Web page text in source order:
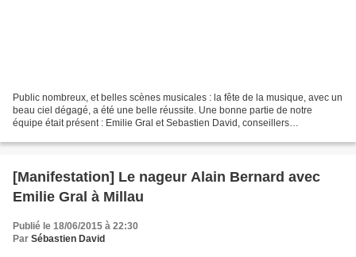
Public nombreux, et belles scènes musicales : la fête de la musique, avec un
beau ciel dégagé, a été une belle réussite. Une bonne partie de notre
équipe était présent : Emilie Gral et Sebastien David, conseillers
[Manifestation] Le nageur Alain Bernard avec
Emilie Gral à Millau
Publié le 18/06/2015 à 22:30
Par Sébastien David